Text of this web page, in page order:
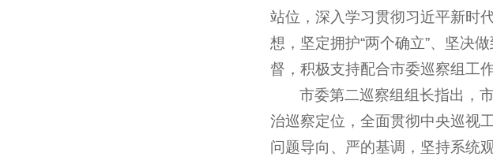
站位，深入学习贯彻习近平新时
想，坚定拥护“两个确立”、坚决
督，积极支持配合市委巡察组工
市委第二巡察组组长指出，
治巡察定位，全面贯彻中央巡视
问题导向、严的基调，坚持系统